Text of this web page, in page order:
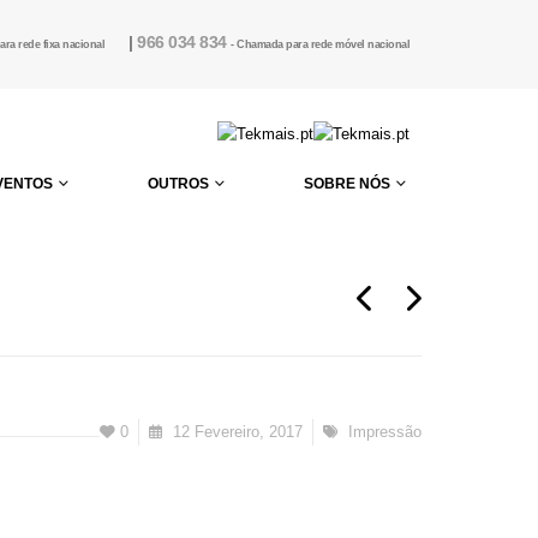
rede fixa nacional | 966 034 834 - Chamada para rede móvel nacional
OUTROS SOBRE NÓS
0 12 Fevereiro, 2017 Impressão